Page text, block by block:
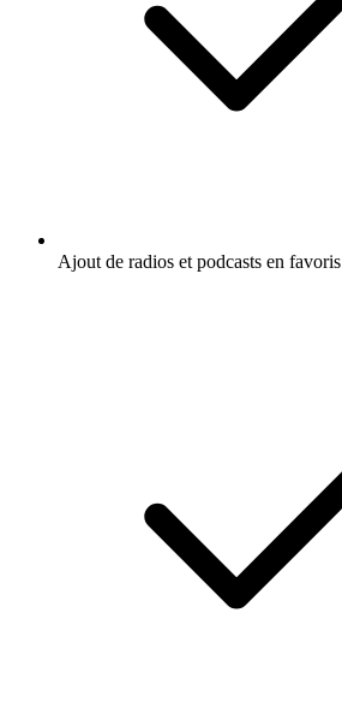
Ajout de radios et podcasts en favoris